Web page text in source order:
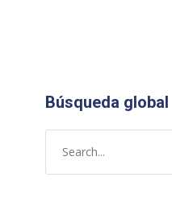
Búsqueda global